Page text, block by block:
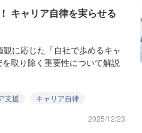
キャリア自律を実らせる
に応じた「自社で歩めるキャ
取り除く重要性について解説
支援
キャリア自律
2025/12/23